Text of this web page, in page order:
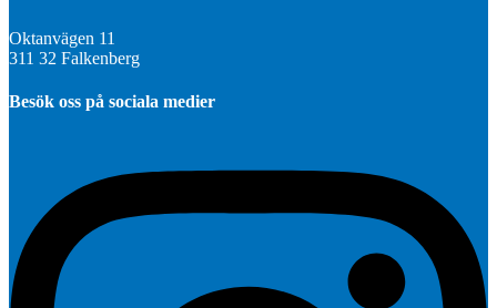
Oktanvägen 11
311 32 Falkenberg
Besök oss på sociala medier